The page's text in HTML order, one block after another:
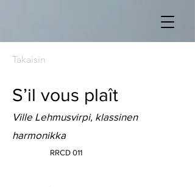
Takaisin
S’il vous plaît
Ville Lehmusvirpi, klassinen
harmonikka
RRCD 011